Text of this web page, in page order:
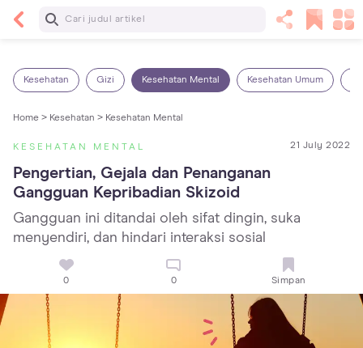
Baca Selanjutnya
Kesehatan Gizi Kesehatan Mental Kesehatan Umum
Home > Kesehatan > Kesehatan Mental
KESEHATAN MENTAL 21 July 2022
Pengertian, Gejala dan Penanganan
Gangguan Kepribadian Skizoid
Gangguan ini ditandai oleh sifat dingin, suka
menyendiri, dan hindari interaksi sosial
0 0 Simpan